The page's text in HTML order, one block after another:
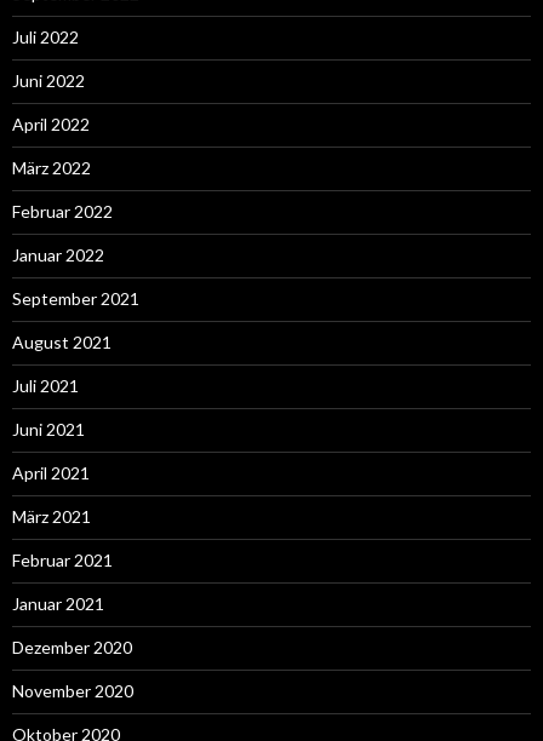
Juli 2022
Juni 2022
April 2022
März 2022
Februar 2022
Januar 2022
September 2021
August 2021
Juli 2021
Juni 2021
April 2021
März 2021
Februar 2021
Januar 2021
Dezember 2020
November 2020
Oktober 2020